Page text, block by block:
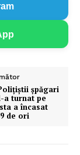
șpăgari
a turnat pe
a încasat
de ori